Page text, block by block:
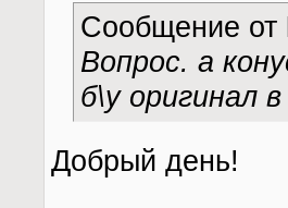
Сообщение от
Вопрос. а
б\у оригинал
Добрый день!